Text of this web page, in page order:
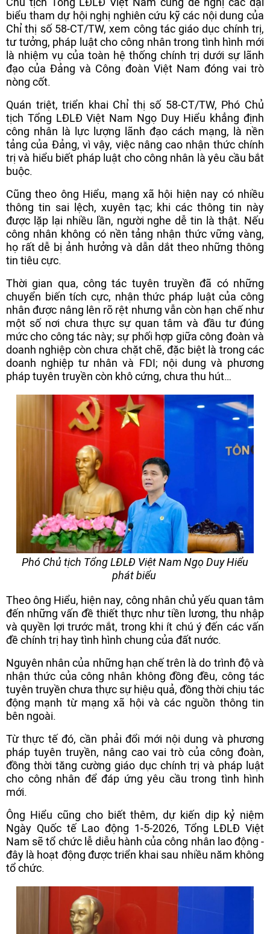
biểu tham dự hội nghị nghiên cứu kỹ các nội dung của
Chỉ thị số 58-CT/TW, xem công tác giáo dục chính trị,
tư tưởng, pháp luật cho công nhân trong tình hình mới
là nhiệm vụ của toàn hệ thống chính trị dưới sự lãnh
đạo của Đảng và Công đoàn Việt Nam đóng vai trò
nòng cốt.
Quán triệt, triển khai Chỉ thị số 58-CT/TW, Phó Chủ
tịch Tổng LĐLĐ Việt Nam Ngọ Duy Hiểu khẳng định
công nhân là lực lượng lãnh đạo cách mạng, là nền
tảng của Đảng, vì vậy, việc nâng cao nhận thức chính
trị và hiểu biết pháp luật cho công nhân là yêu cầu bắt
buộc.
Cũng theo ông Hiểu, mạng xã hội hiện nay có nhiều
thông tin sai lệch, xuyên tạc; khi các thông tin này
được lặp lại nhiều lần, người nghe dễ tin là thật. Nếu
công nhân không có nền tảng nhận thức vững vàng,
họ rất dễ bị ảnh hưởng và dẫn dắt theo những thông
tin tiêu cực.
Thời gian qua, công tác tuyên truyền đã có những
chuyển biến tích cực, nhận thức pháp luật của công
nhân được nâng lên rõ rệt nhưng vẫn còn hạn chế như
một số nơi chưa thực sự quan tâm và đầu tư đúng
mức cho công tác này; sự phối hợp giữa công đoàn và
doanh nghiệp còn chưa chặt chẽ, đặc biệt là trong các
doanh nghiệp tư nhân và FDI; nội dung và phương
pháp tuyên truyền còn khô cứng, chưa thu hút…
Phó Chủ tịch Tổng LĐLĐ Việt Nam Ngọ Duy Hiểu
phát biểu
Theo ông Hiểu, hiện nay, công nhân chủ yếu quan tâm
đến những vấn đề thiết thực như tiền lương, thu nhập
và quyền lợi trước mắt, trong khi ít chú ý đến các vấn
đề chính trị hay tình hình chung của đất nước.
Nguyên nhân của những hạn chế trên là do trình độ và
nhận thức của công nhân không đồng đều, công tác
tuyên truyền chưa thực sự hiệu quả, đồng thời chịu tác
động mạnh từ mạng xã hội và các nguồn thông tin
bên ngoài.
Từ thực tế đó, cần phải đổi mới nội dung và phương
pháp tuyên truyền, nâng cao vai trò của công đoàn,
đồng thời tăng cường giáo dục chính trị và pháp luật
cho công nhân để đáp ứng yêu cầu trong tình hình
mới.
Ông Hiểu cũng cho biết thêm, dự kiến dịp kỷ niệm
Ngày Quốc tế Lao động 1-5-2026, Tổng LĐLĐ Việt
Nam sẽ tổ chức lễ diễu hành của công nhân lao động -
đây là hoạt động được triển khai sau nhiều năm không
tổ chức.